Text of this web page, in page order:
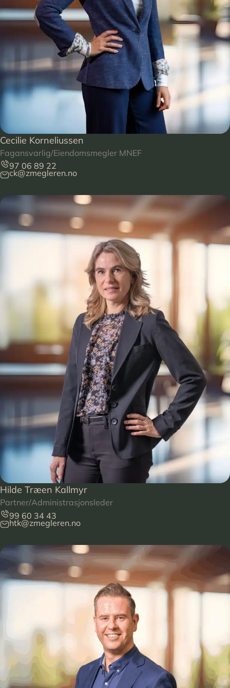
Cecilie Korneliussen
Fagansvarlig/Eiendomsmegler MNEF
97 06 89 22
ck@zmegleren.no
Hilde Træen Kallmyr
Partner/Administrasjonsleder
99 60 34 43
htk@zmegleren.no